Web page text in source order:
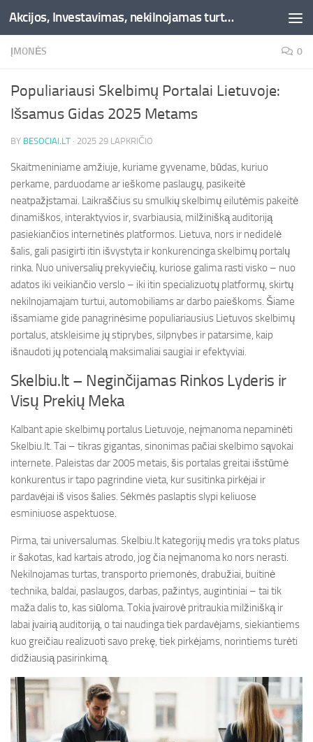
Skip to content Akcijos, Investavimas, nekilnojamas turtas, kriptovaliutos - Besociai.lt
ĮMONĖS 0
Populiariausi Skelbimų Portalai Lietuvoje:
Išsamus Gidas 2025 Metams
BY BESOCIAI.LT · 2025 29 LAPKRIČIO
Skaitmeniniame amžiuje, kuriame gyvename, būdas, kuriuo
perkame, parduodame ar ieškome paslaugų, pasikeitė
neatpažįstamai. Laikraščius su smulkių skelbimų eilutėmis pakeitė
dinamiškos, interaktyvios ir, svarbiausia, milžinišką auditoriją
pasiekiančios internetinės platformos. Lietuva, nors ir nedidelė
šalis, gali pasigirti itin išvystyta ir konkurencinga skelbimų portalų
rinka. Nuo universalių prekyviečių, kuriose galima rasti visko – nuo
adatos iki veikiančio verslo – iki itin specializuotų platformų, skirtų
nekilnojamajam turtui, automobiliams ar darbo paieškoms. Šiame
išsamiame gide panagrinėsime populiariausius Lietuvos skelbimų
portalus, atskleisime jų stiprybes, silpnybes ir patarsime, kaip
išnaudoti jų potencialą maksimaliai saugiai ir efektyviai.
Skelbiu.lt – Neginčijamas Rinkos Lyderis ir
Visų Prekių Meka
Kalbant apie skelbimų portalus Lietuvoje, neįmanoma nepaminėti
Skelbiu.lt. Tai – tikras gigantas, sinonimas pačiai skelbimo sąvokai
internete. Paleistas dar 2005 metais, šis portalas greitai išstūmė
konkurentus ir tapo pagrindine vieta, kur susitinka pirkėjai ir
pardavėjai iš visos šalies. Sėkmės paslaptis slypi keliuose
esminiuose aspektuose.
Pirma, tai universalumas. Skelbiu.lt kategorijų medis yra toks platus
ir šakotas, kad kartais atrodo, jog čia neįmanoma ko nors nerasti.
Nekilnojamas turtas, transporto priemonės, drabužiai, buitinė
technika, baldai, paslaugos, darbas, pažintys, augintiniai – tai tik
maža dalis to, kas siūloma. Tokia įvairovė pritraukia milžinišką ir
labai įvairią auditoriją, o tai naudinga tiek pardavėjams, siekiantiems
kuo greičiau realizuoti savo prekę, tiek pirkėjams, norintiems turėti
didžiausią pasirinkimą.